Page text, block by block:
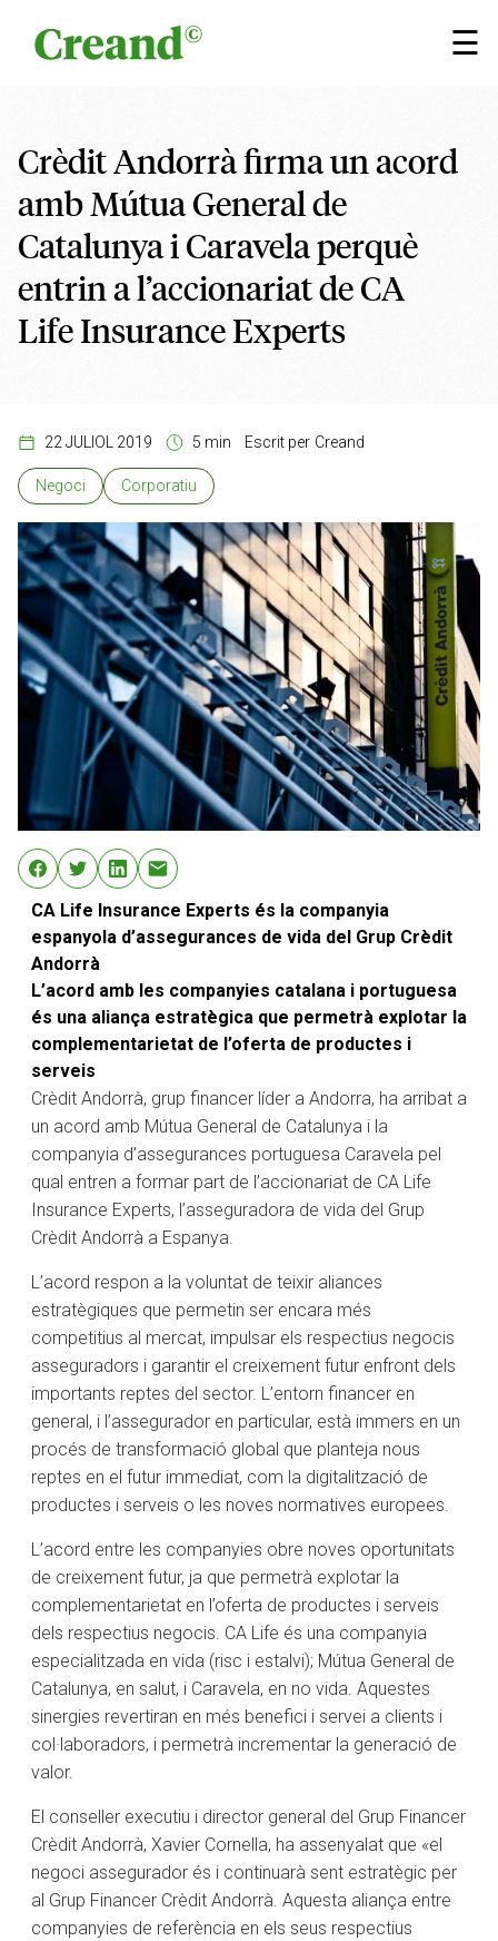
☰
×
Crèdit Andorrà firma un acord
amb Mútua General de
Catalunya i Caravela perquè
entrin a l’accionariat de CA
Life Insurance Experts
22 JULIOL 2019 5 min Escrit per Creand
Negoci Corporatiu
CA Life Insurance Experts és la companyia
espanyola d’assegurances de vida del Grup Crèdit
Andorrà
L’acord amb les companyies catalana i portuguesa
és una aliança estratègica que permetrà explotar la
complementarietat de l’oferta de productes i
serveis
Crèdit Andorrà, grup financer líder a Andorra, ha arribat a
un acord amb Mútua General de Catalunya i la
companyia d’assegurances portuguesa Caravela pel
qual entren a formar part de l’accionariat de CA Life
Insurance Experts, l’asseguradora de vida del Grup
Crèdit Andorrà a Espanya.
L’acord respon a la voluntat de teixir aliances
estratègiques que permetin ser encara més
competitius al mercat, impulsar els respectius negocis
asseguradors i garantir el creixement futur enfront dels
importants reptes del sector. L’entorn financer en
general, i l’assegurador en particular, està immers en un
procés de transformació global que planteja nous
reptes en el futur immediat, com la digitalització de
productes i serveis o les noves normatives europees.
L’acord entre les companyies obre noves oportunitats
de creixement futur, ja que permetrà explotar la
complementarietat en l’oferta de productes i serveis
dels respectius negocis. CA Life és una companyia
especialitzada en vida (risc i estalvi); Mútua General de
Catalunya, en salut, i Caravela, en no vida. Aquestes
sinergies revertiran en més benefici i servei a clients i
col·laboradors, i permetrà incrementar la generació de
valor.
El conseller executiu i director general del Grup Financer
Crèdit Andorrà, Xavier Cornella, ha assenyalat que «el
negoci assegurador és i continuarà sent estratègic per
al Grup Financer Crèdit Andorrà. Aquesta aliança entre
companyies de referència en els seus respectius